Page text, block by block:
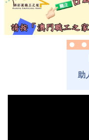
助